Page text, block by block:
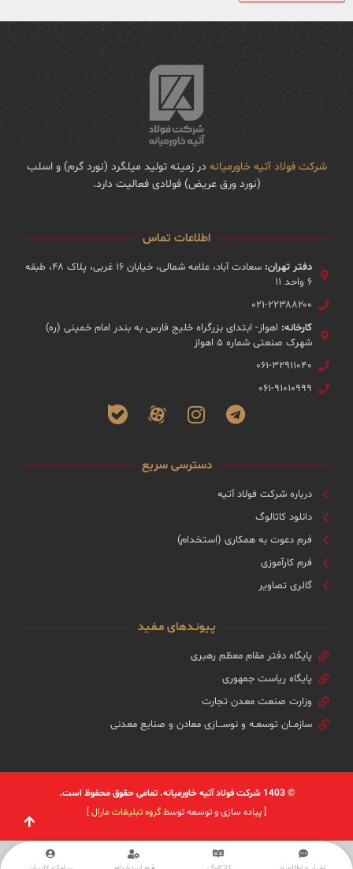
شرکت فولاد آتیه خاورمیانه در زمینه تولید میلگرد (نورد گرم) و اسلب
(نورد ورق عریض) فولادی فعالیت دارد.
اطلاعات تماس
دفتر تهران:
سعادت آباد، علامه شمالی، خیابان ۱۶ غربی، پلاک ۴۸، طبقه
۶ واحد ۱۱
۰۲۱-۲۲۳۸۸۲۰۰
کارخانه: اهواز- ابتدای بزرگراه خلیج فارس به بندر امام خمینی (ره)
شهرک صنعتی شماره ۵ اهواز
۰۶۱-۳۲۹۱۱۰۴۰
۰۶۱-۹۱۰۱۰۹۹۹
دسترسی سریع
درباره شرکت فولاد آتیه
دانلود کاتالوگ
فرم دعوت به همکاری (استخدام)
فرم کارآموزی
گالری تصاویر
پـیونـدهای مـفـید
پایگاه دفتر مقام معظم رهبری
پایگاه ریاست جمهوری
وزارت صنعت معدن تجارت
سازمــان توسعـه و نوســـازی معادن و صنایع معدنی
© 1403 شرکت فولاد آتیه خاورمیانه. تمامی حقوق محفوظ است.
[ پیاده سازی و توسعه توسطگروه تبلیغات مارال]